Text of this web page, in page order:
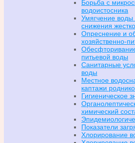
Борьба с
водоистосника
Умягчение воды
снижения
Опреснение и
хозяйственно-
питьевой воды
Санитарные
воды
Местное
каптажи
Гигиеническое
химический
Показатели
Хлорирование